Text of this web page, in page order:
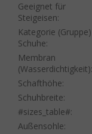
Geeignet für
Steigeisen:
Kategorie (Gruppe)
Schuhe:
Membran
(Wasserdichtigkeit):
Schafthöhe:
Schuhbreite:
#sizes_table#:
Außensohle: